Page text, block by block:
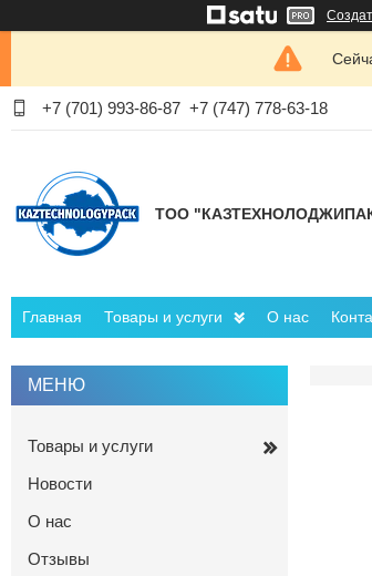
+7 (701) 993-86-87 +7 (747) 778-63-18
ТОО
Главная Товары и услуги О нас
Товары и услуги
Новости
О нас
Отзывы